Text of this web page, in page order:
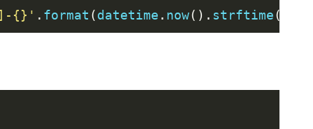
{}' . format (datetime . now(). strftime(